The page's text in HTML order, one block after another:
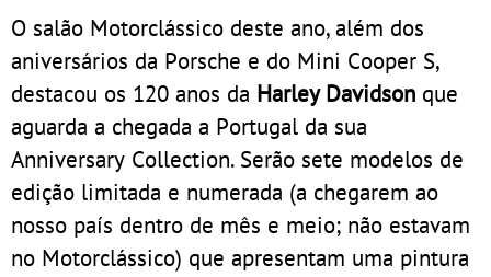
O salão Motorclássico deste ano, além dos
aniversários da Porsche e do Mini Cooper S,
destacou os 120 anos da Harley Davidson que
aguarda a chegada a Portugal da sua
Anniversary Collection. Serão sete modelos de
edição limitada e numerada (a chegarem ao
nosso país dentro de mês e meio; não estavam
no Motorclássico) que apresentam uma pintura